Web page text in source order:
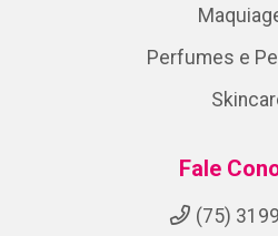
Perfumes e
Fale
(75)